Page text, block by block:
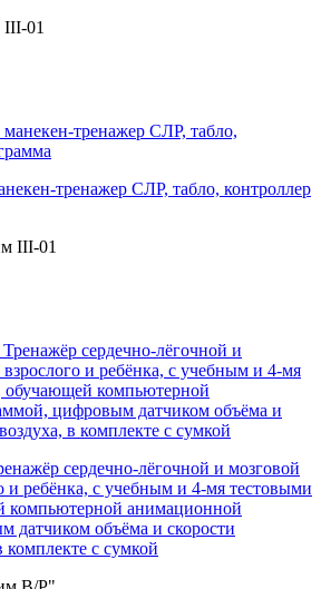
01
тренажер СЛР, табло, контроллер
III-01
сердечно-лёгочной и мозговой
и ребёнка, с учебным и 4-мя тестовыми
анимационной
датчиком объёма и скорости
комплекте с сумкой